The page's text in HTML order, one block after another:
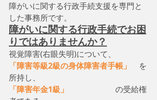
障がいに関する行政手続支援を専門と
した事務所です。
障がいに関する行政手続でお困
りではありませんか？
視覚障害(右眼失明)について、
「障害等級2級の身体障害者手帳」
を
所持し、
「障害年金1級」
の受給権